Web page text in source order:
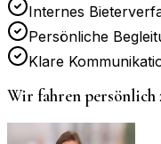
Internes
Persönliche
Klare
Wir fahren persönlich